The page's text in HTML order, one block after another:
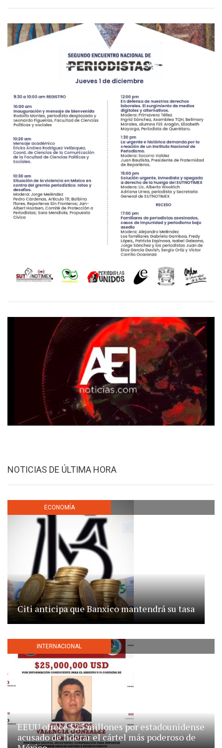
NOTICIAS DE ÚLTIMA HORA
ECONOMÍA
Citi anticipa que Banxico mantendrá su tasa
INTERNACIONAL
EEUU ofrece $25 millones por estadounidense
acusado de liderar el cártel más poderoso de